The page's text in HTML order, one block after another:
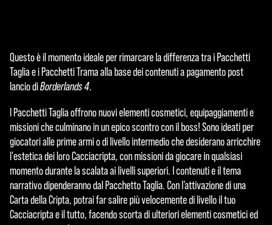
Questo è il momento ideale per rimarcare la differenza tra i Pacchetti
Taglia e i Pacchetti Trama alla base dei contenuti a pagamento post
lancio diBorderlands 4.
I Pacchetti Taglia offrono nuovi elementi cosmetici, equipaggiamenti e
missioni che culminano in un epico scontro con il boss! Sono ideati per
giocatori alle prime armi o di livello intermedio che desiderano arricchire
l'estetica dei loro Cacciacripta, con missioni da giocare in qualsiasi
momento durante la scalata ai livelli superiori. I contenuti e il tema
narrativo dipenderanno dal Pacchetto Taglia. Con l'attivazione di una
Carta della Cripta, potrai far salire più velocemente di livello il tuo
Cacciacripta e il tutto, facendo scorta di ulteriori elementi cosmetici ed